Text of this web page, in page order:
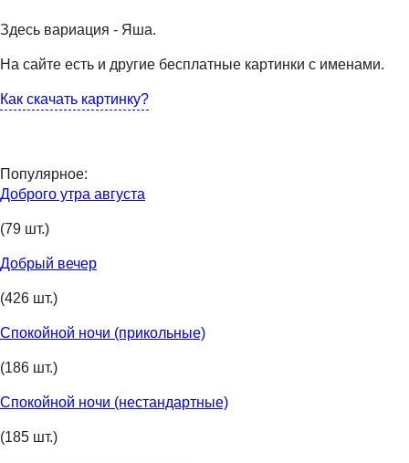
Здесь вариация - Яша.
На сайте есть и другие бесплатные картинки с именами.
Как скачать картинку?
Популярное:
Доброго утра августа
(79 шт.)
Добрый вечер
(426 шт.)
Спокойной ночи (прикольные)
(186 шт.)
Спокойной ночи (нестандартные)
(185 шт.)